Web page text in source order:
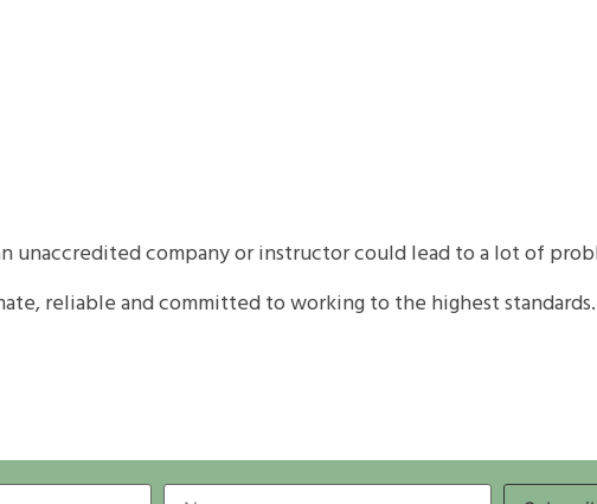
company or instructor could lead to a lot of
reliable and committed to working to the highest